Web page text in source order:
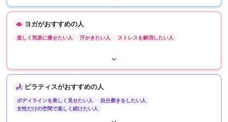
ヨガがおすすめの人
楽しく気楽に痩せたい人 汗かきたい人 ストレスを解消したい人
ピラティスがおすすめの人
ボディラインを美しく見せたい人
自分磨きをしたい人
女性だけの空間で楽しく続けたい人